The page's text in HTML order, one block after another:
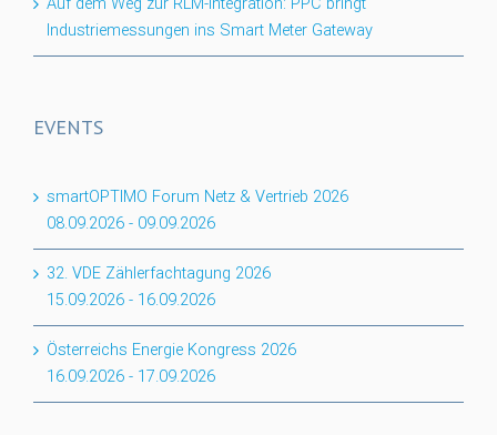
Auf dem Weg zur RLM-Integration: PPC bringt
Industriemessungen ins Smart Meter Gateway
EVENTS
smartOPTIMO Forum Netz & Vertrieb 2026
08.09.2026 - 09.09.2026
32. VDE Zählerfachtagung 2026
15.09.2026 - 16.09.2026
Österreichs Energie Kongress 2026
16.09.2026 - 17.09.2026